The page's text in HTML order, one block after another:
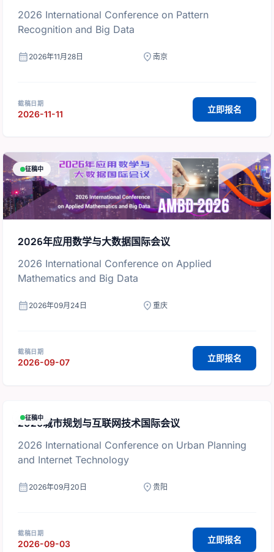
2026 International Conference on Pattern
Recognition and Big Data
calendar_month 2026年11月28日 location_on 南京
截稿日期
2026-11-11 立即报名
征稿中
2026年应用数学与大数据国际会议
2026 International Conference on Applied
Mathematics and Big Data
calendar_month 2026年09月24日 location_on 重庆
截稿日期
2026-09-07 立即报名
征稿中
2026城市规划与互联网技术国际会议
2026 International Conference on Urban Planning
and Internet Technology
calendar_month 2026年09月20日 location_on 贵阳
截稿日期
2026-09-03 立即报名